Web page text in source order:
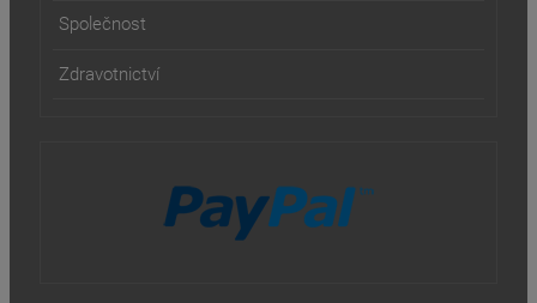
Společnost
Zdravotnictví